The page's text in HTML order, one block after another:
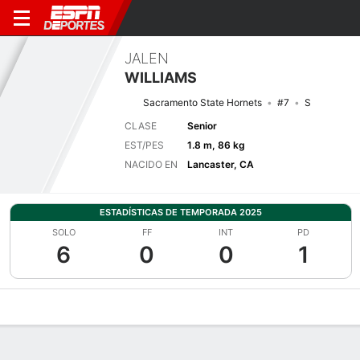
JALEN
WILLIAMS
Sacramento State Hornets #7
S
CLASE
Senior
EST/PES
1.8 m, 86 kg
NACIDO EN
Lancaster, CA
ESTADÍSTICAS DE TEMPORADA 2025
SOLO
6
FF
0
INT
0
PD
1